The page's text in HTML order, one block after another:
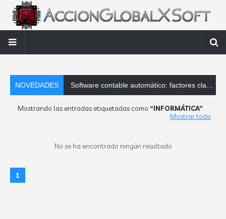
NOVEDADES Software contable automático: factores clave que debes analizar
Mostrando las entradas etiquetadas como
INFORMÁTICA
Mostrar todo
No se ha encontrado ningún resultado
1